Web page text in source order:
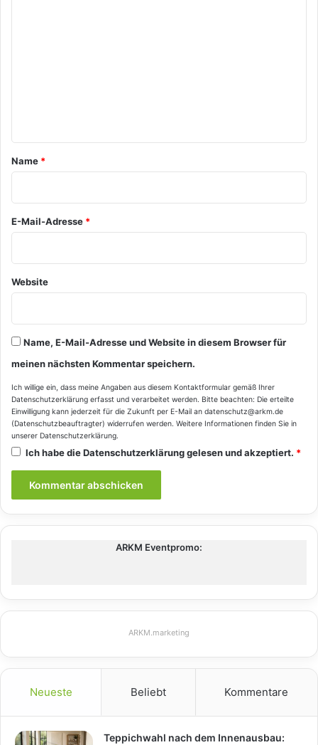
a
*
Name *
E-Mail-Adresse *
Website
Name, E-Mail-Adresse und Website in diesem Browser für
meinen nächsten Kommentar speichern.
Ich willige ein, dass meine Angaben aus diesem Kontaktformular gemäß Ihrer
Datenschutzerklärung erfasst und verarbeitet werden. Bitte beachten: Die erteilte
Einwilligung kann jederzeit für die Zukunft per E-Mail an datenschutz@arkm.de
(Datenschutzbeauftragter) widerrufen werden. Weitere Informationen finden Sie in
unserer Datenschutzerklärung.
Ich habe dieDatenschutzerklärunggelesen und akzeptiert. *
ARKM Eventpromo:
ARKM.marketing
Neueste Beliebt Kommentare
Teppichwahl nach dem Innenausbau: